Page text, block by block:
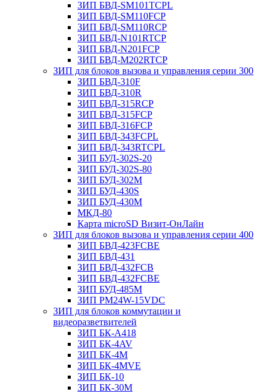
ЗИП БВД-SM101TCPL
ЗИП БВД-SM110FCP
ЗИП БВД-SM110RCP
ЗИП БВД-N101RTCP
ЗИП БВД-N201FCP
ЗИП БВД-M202RTCP
ЗИП для блоков вызова и управления серии 300
ЗИП БВД-310F
ЗИП БВД-310R
ЗИП БВД-315RCP
ЗИП БВД-315FCP
ЗИП БВД-316FCP
ЗИП БВД-343FCPL
ЗИП БВД-343RTCPL
ЗИП БУД-302S-20
ЗИП БУД-302S-80
ЗИП БУД-302М
ЗИП БУД-430S
ЗИП БУД-430M
МКД-80
Карта microSD Визит-ОнЛайн
ЗИП для блоков вызова и управления серии 400
ЗИП БВД-423FCBE
ЗИП БВД-431
ЗИП БВД-432FCB
ЗИП БВД-432FCBE
ЗИП БУД-485М
ЗИП РМ24W-15VDC
ЗИП для блоков коммутации и
видеоразветвителей
ЗИП БК-А418
ЗИП БК-4AV
ЗИП БК-4М
ЗИП БК-4MVE
ЗИП БК-10
ЗИП БК-30М